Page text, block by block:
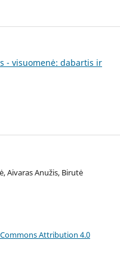
- visuomenė: dabartis ir
Aivaras Anužis, Birutė
Attribution 4.0